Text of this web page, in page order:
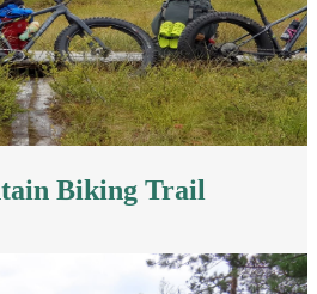
Biking Trail